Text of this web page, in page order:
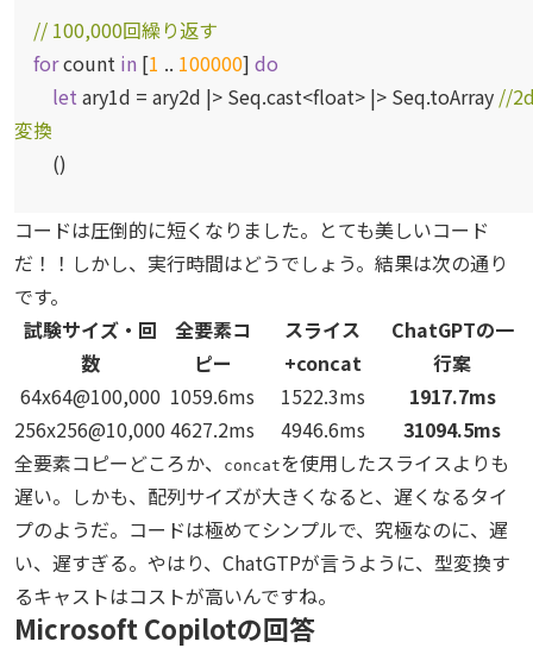
// 100,000回繰り返す
forcount in [1 .. 100000] do
let ary1d = ary2d |> Seq.cast<float> |> Seq.toArray //
変換
()
コードは圧倒的に短くなりました。とても美しいコード
だ！！しかし、実行時間はどうでしょう。結果は次の通り
です。
試験サイズ・回
数
全要素コ
ピー
スライス
+concat
ChatGPTの一
行案
64x64@100,000 1059.6ms 1522.3ms
1917.7ms
256x256@10,000 4627.2ms 4946.6ms
31094.5ms
全要素コピーどころか、
concatを使用したスライスよりも
遅い。しかも、配列サイズが大きくなると、遅くなるタイ
プのようだ。コードは極めてシンプルで、究極なのに、遅
い、遅すぎる。やはり、ChatGTPが言うように、型変換す
るキャストはコストが高いんですね。
Microsoft Copilotの回答